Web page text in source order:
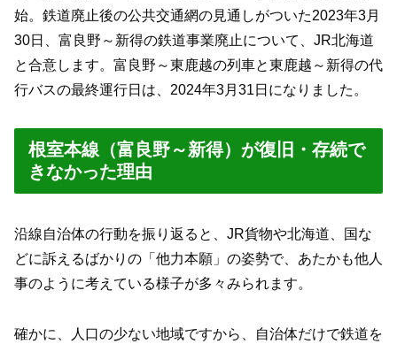
始。鉄道廃止後の公共交通網の見通しがついた2023年3月
30日、富良野～新得の鉄道事業廃止について、JR北海道
と合意します。富良野～東鹿越の列車と東鹿越～新得の代
行バスの最終運行日は、2024年3月31日になりました。
根室本線（富良野～新得）が復旧・存続で
きなかった理由
沿線自治体の行動を振り返ると、JR貨物や北海道、国な
どに訴えるばかりの「他力本願」の姿勢で、あたかも他人
事のように考えている様子が多々みられます。
確かに、人口の少ない地域ですから、自治体だけで鉄道を